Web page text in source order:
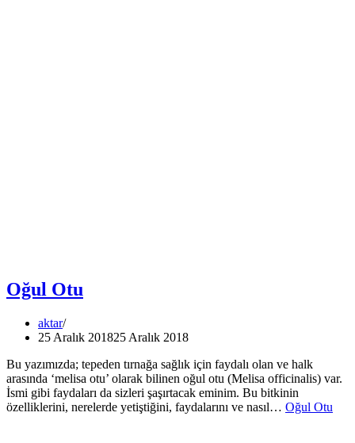
Oğul Otu
aktar
25 Aralık 201825 Aralık 2018
Bu yazımızda; tepeden tırnağa sağlık için faydalı olan ve halk
arasında ‘melisa otu’ olarak bilinen oğul otu (Melisa officinalis) var.
İsmi gibi faydaları da sizleri şaşırtacak eminim. Bu bitkinin
özelliklerini, nerelerde yetiştiğini, faydalarını ve nasıl… Oğul Otu